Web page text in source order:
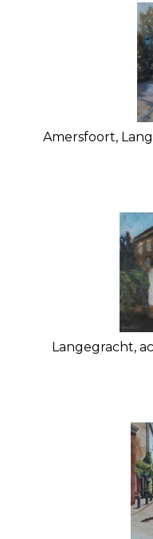
Amersfoort,
Langegracht,